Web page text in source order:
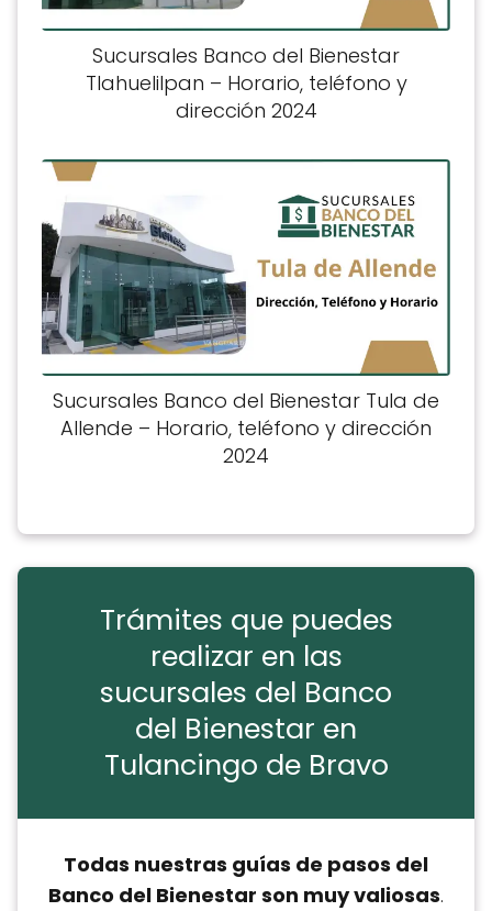
Sucursales Banco del Bienestar
Tlahuelilpan – Horario, teléfono y
dirección 2024
Sucursales Banco del Bienestar Tula de
Allende – Horario, teléfono y dirección
2024
Trámites que puedes
realizar en las
sucursales del Banco
del Bienestar en
Tulancingo de Bravo
Todas nuestras guías de pasos del
Banco del Bienestar son muyvaliosas.